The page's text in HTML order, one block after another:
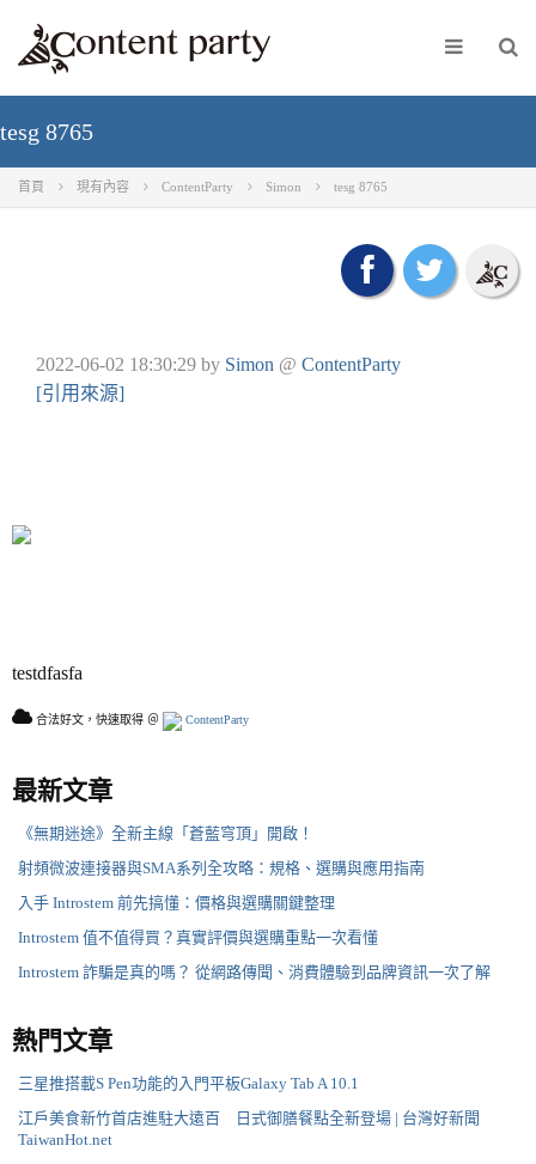
tesg 8765
首頁 現有內容 ContentParty Simon tesg 8765
2022-06-02 18:30:29 by Simon @ ContentParty
[引用來源]
testdfasfa
合法好文，快速取得 ＠ ContentParty
最新文章
《無期迷途》全新主線「蒼藍穹頂」開啟！
射頻微波連接器與SMA系列全攻略：規格、選購與應用指南
入手 Introstem 前先搞懂：價格與選購關鍵整理
Introstem 值不值得買？真實評價與選購重點一次看懂
Introstem 詐騙是真的嗎？ 從網路傳聞、消費體驗到品牌資訊一次了解
熱門文章
三星推搭載S Pen功能的入門平板Galaxy Tab A 10.1
江戶美食新竹首店進駐大遠百 日式御膳餐點全新登場 | 台灣好新聞
TaiwanHot.net